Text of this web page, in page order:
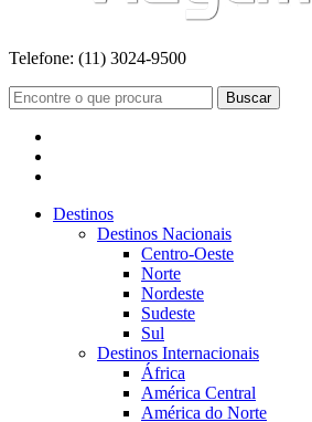
Telefone: (11) 3024-9500
Buscar
Destinos
Destinos Nacionais
Centro-Oeste
Norte
Nordeste
Sudeste
Sul
Destinos Internacionais
África
América Central
América do Norte